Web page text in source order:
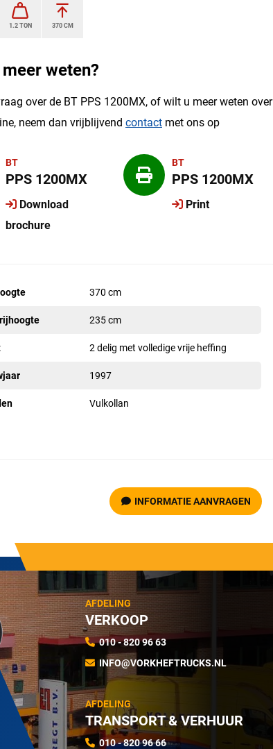
1.2 TON 370 CM
weten?
over de BT PPS 1200MX, of wilt u meer weten over
neem dan vrijblijvend contact met ons op
BT
PPS 1200MX
Download
brochure
BT
PPS 1200MX
Print
370 cm
235 cm
2 delig met volledige vrije heffing
1997
Vulkollan
INFORMATIE AANVRAGEN
AFDELING
VERKOOP
010 - 820 96 63
INFO@VORKHEFTRUCKS.NL
AFDELING
TRANSPORT & VERHUUR
010 - 820 96 66